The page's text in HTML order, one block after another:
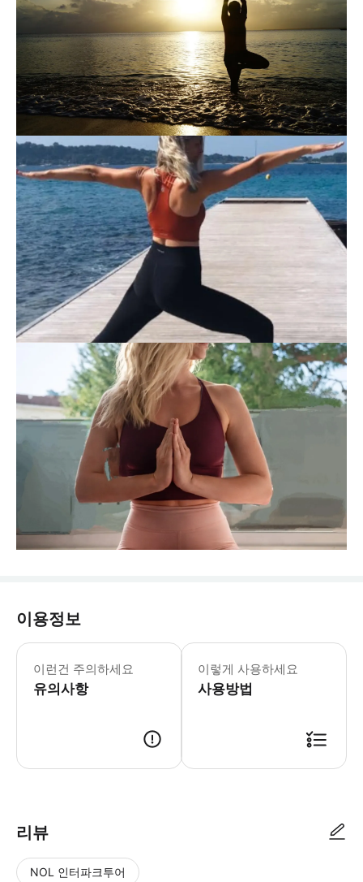
이용정보
이런건 주의하세요
유의사항
이렇게 사용하세요
사용방법
리뷰
NOL 인터파크투어